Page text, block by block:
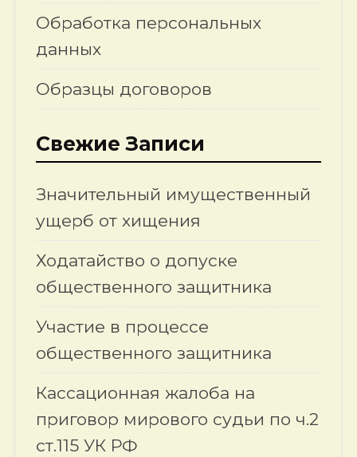
Обработка персональных
данных
Образцы договоров
Свежие Записи
Значительный имущественный
ущерб от хищения
Ходатайство о допуске
общественного защитника
Участие в процессе
общественного защитника
Кассационная жалоба на
приговор мирового судьи по ч.2
ст.115 УК РФ